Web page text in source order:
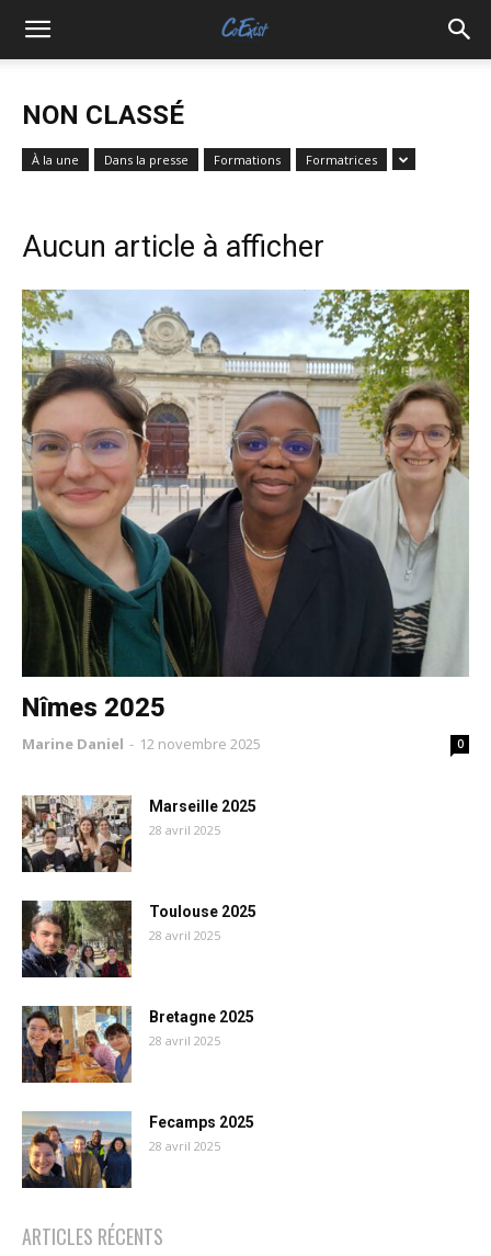
NON CLASSÉ
À la une Dans la presse Formations Formatrices
Aucun article à afficher
Nîmes 2025
Marine Daniel - 12 novembre 2025 0
Marseille 2025
28 avril 2025
Toulouse 2025
28 avril 2025
Bretagne 2025
28 avril 2025
Fecamps 2025
28 avril 2025
ARTICLES RÉCENTS